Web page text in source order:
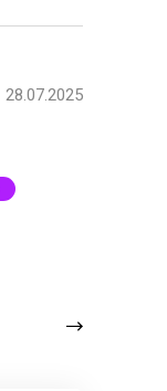
28.07.2025